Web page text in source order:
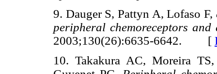
9. Dauger S, Pattyn A, Lofaso F,
peripheral chemoreceptors
2003;130(26):6635-6642. [
10. Takakura AC, Moreira